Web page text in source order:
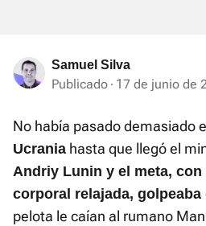
Samuel Silva
Publicado 17 de junio de
No había pasado demasiado
Ucrania hasta que llegó el
Andriy Lunin y el meta,
corporal relajada,
pelota le caían al rumano